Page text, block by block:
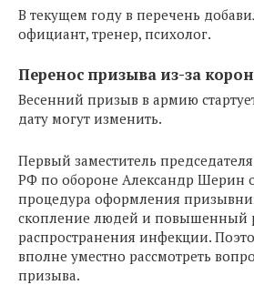
В текущем году в перечень
официант, тренер, психолог.
Перенос призыва из-за
Весенний призыв в армию
дату могут изменить.
Первый заместитель
РФ по обороне Александр Шерин
процедура оформления
скопление людей и повышенный
распространения инфекции.
вполне уместно рассмотреть
призыва.